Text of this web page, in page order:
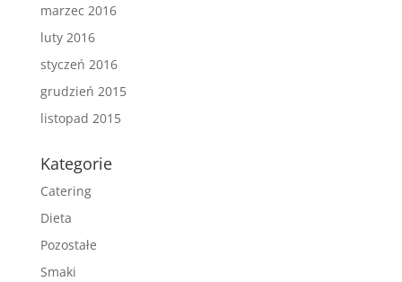
marzec 2016
luty 2016
styczeń 2016
grudzień 2015
listopad 2015
Kategorie
Catering
Dieta
Pozostałe
Smaki